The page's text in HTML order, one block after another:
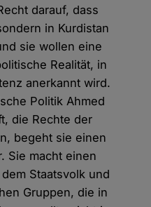
darauf, dass
in Kurdistan
sie wollen eine
Realität, in
anerkannt wird.
Politik Ahmed
die Rechte der
begeht sie einen
Sie macht einen
Staatsvolk und
Gruppen, die in